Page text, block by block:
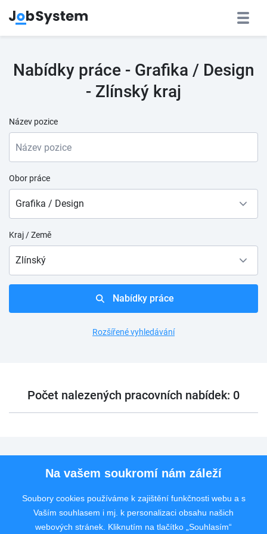
Nabídky práce - Grafika / Design
- Zlínský kraj
Název pozice
Obor práce
Grafika / Design
Kraj / Země
Zlínský
Nabídky práce
Rozšířené vyhledávání
Počet nalezených pracovních nabídek: 0
Pro uchazeče
Rychlý kontakt
Na vašem soukromí nám záleží
Soubory cookies používáme k zajištění funkčnosti webu a s
Vaším souhlasem i mj. k personalizaci obsahu našich
webových stránek. Kliknutím na tlačítko „Souhlasím“